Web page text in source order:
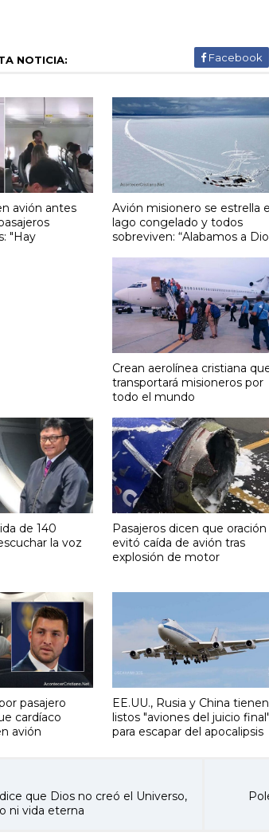
NOTICIA: Facebook
avión antes
"Hay
Avión misionero se estrella
lago congelado y todos
sobreviven: “Alabamos a
Crean aerolínea cristiana
transportará misioneros por
todo el mundo
de 140
la voz
Pasajeros dicen que oración
evitó caída de avión tras
explosión de motor
pasajero
cardíaco
avión
EE.UU., Rusia y China tienen
listos "aviones del juicio final"
para escapar del apocalipsis
que Dios no creó el Universo,
ni vida eterna